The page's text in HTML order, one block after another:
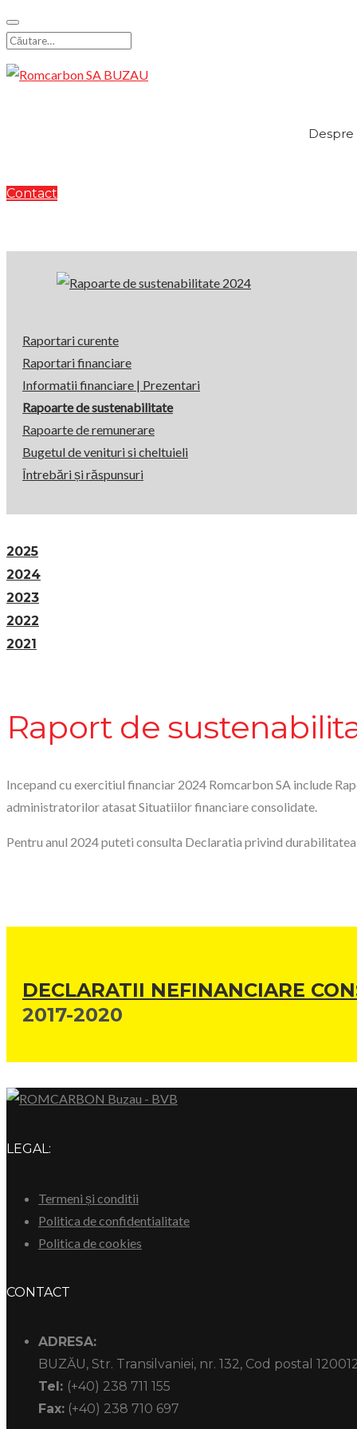
Skip
to
content
Search
for:
Despre
Contact
Rapoarte
de
2024
Raportari curente
Raportari financiare
Informatii financiare | Prezentari
Rapoarte de sustenabilitate
Rapoarte de remunerare
Bugetul de venituri si cheltuieli
Întrebări și răspunsuri
2025
2024
2023
2022
2021
Raport de
Incepand cu exercitiul financiar 2024 Romcarbon SA include
administratorilor atasat Situatiilor financiare consolidate.
Pentru anul 2024 puteti consulta Declaratia privind
DECLARATII NEFINANCIARE
2017-2020
LEGAL:
Termeni și conditii
Politica de confidentialitate
Politica de cookies
CONTACT
ADRESA:
BUZĂU, Str. Transilvaniei, nr. 132, Cod postal
Tel: (+40) 238 711 155
Fax: (+40) 238 710 697